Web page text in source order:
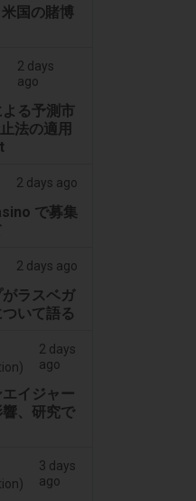
国の賭博
2 days
ago
る予測市
法の適用
2 days ago
で募集
2 days ago
ラスベガ
いて語る
2 days
ago
イジャー
、研究で
3 days
ago